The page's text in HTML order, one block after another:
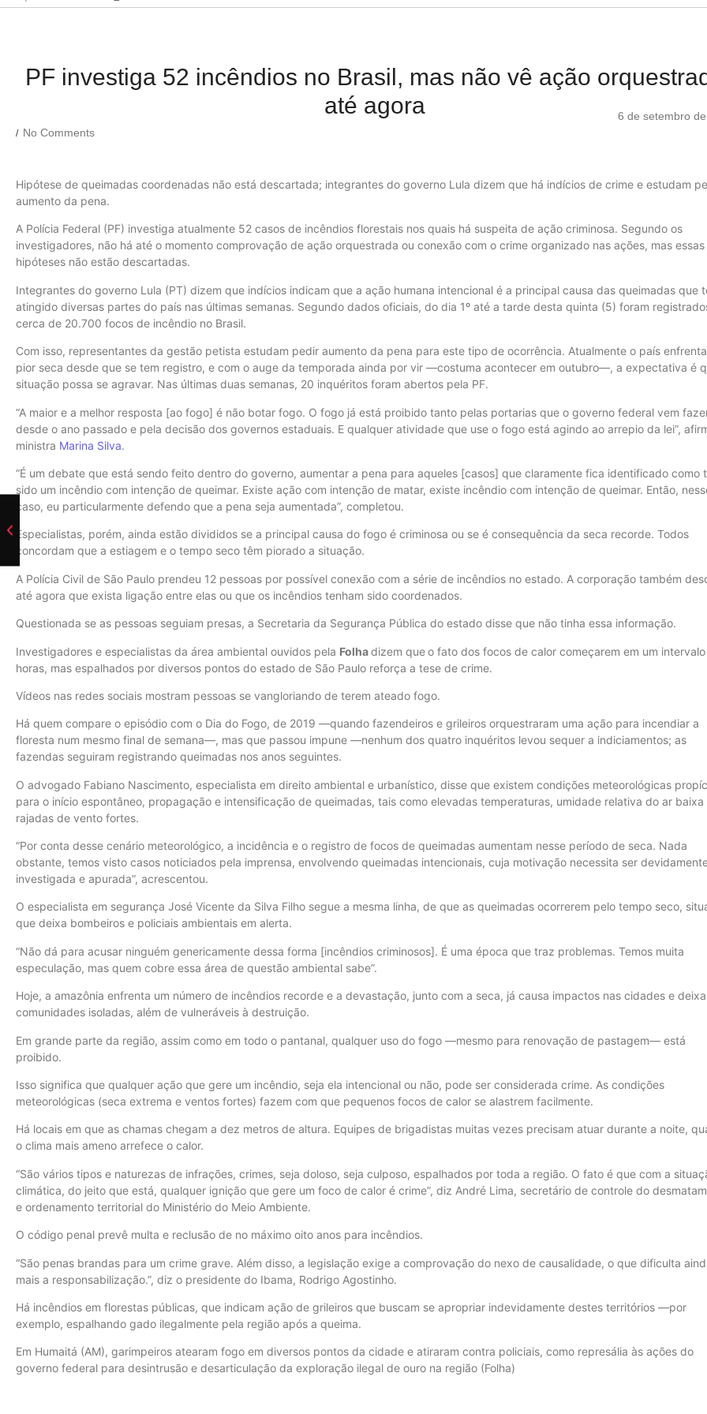
PF investiga 52 incêndios no Brasil, mas não vê ação
até agora
6 de setembro
/ No Comments
Hipótese de queimadas coordenadas não está descartada; integrantes do governo Lula dizem que há indícios de crime e estudam
aumento da pena.
A Polícia Federal (PF) investiga atualmente 52 casos de incêndios florestais nos quais há suspeita de ação criminosa. Segundo os
investigadores, não há até o momento comprovação de ação orquestrada ou conexão com o crime organizado nas ações, mas essas
hipóteses não estão descartadas.
Integrantes do governo Lula (PT) dizem que indícios indicam que a ação humana intencional é a principal causa das queimadas que
atingido diversas partes do país nas últimas semanas. Segundo dados oficiais, do dia 1º até a tarde desta quinta (5) foram
cerca de 20.700 focos de incêndio no Brasil.
Com isso, representantes da gestão petista estudam pedir aumento da pena para este tipo de ocorrência. Atualmente o país
pior seca desde que se tem registro, e com o auge da temporada ainda por vir —costuma acontecer em outubro—, a expectativa é
situação possa se agravar. Nas últimas duas semanas, 20 inquéritos foram abertos pela PF.
“A maior e a melhor resposta [ao fogo] é não botar fogo. O fogo já está proibido tanto pelas portarias que o governo federal vem
desde o ano passado e pela decisão dos governos estaduais. E qualquer atividade que use o fogo está agindo ao arrepio da lei”,
ministra Marina Silva.
“É um debate que está sendo feito dentro do governo, aumentar a pena para aqueles [casos] que claramente fica identificado como
sido um incêndio com intenção de queimar. Existe ação com intenção de matar, existe incêndio com intenção de queimar. Então,
caso, eu particularmente defendo que a pena seja aumentada”, completou.
Especialistas, porém, ainda estão divididos se a principal causa do fogo é criminosa ou se é consequência da seca recorde. Todos
concordam que a estiagem e o tempo seco têm piorado a situação.
A Polícia Civil de São Paulo prendeu 12 pessoas por possível conexão com a série de incêndios no estado. A corporação também
até agora que exista ligação entre elas ou que os incêndios tenham sido coordenados.
Questionada se as pessoas seguiam presas, a Secretaria da Segurança Pública do estado disse que não tinha essa informação.
Investigadores e especialistas da área ambiental ouvidos pela Folhadizem queo fato dos focos de calor começarem em um
horas, mas espalhados por diversos pontos do estado de São Paulo reforça a tese de crime.
Vídeos nas redes sociais mostram pessoas se vangloriando de terem ateado fogo.
Há quem compare o episódio com o Dia do Fogo, de 2019 —quando fazendeiros e grileiros orquestraram uma ação para incendiar a
floresta num mesmo final de semana—, mas que passou impune —nenhum dos quatro inquéritos levou sequer a indiciamentos; as
fazendas seguiram registrando queimadas nos anos seguintes.
O advogado Fabiano Nascimento, especialista em direito ambiental e urbanístico, disse que existem condições meteorológicas
para o início espontâneo, propagação e intensificação de queimadas, tais como elevadas temperaturas, umidade relativa do ar baixa
rajadas de vento fortes.
“Por conta desse cenário meteorológico, a incidência e o registro de focos de queimadas aumentam nesse período de seca. Nada
obstante, temos visto casos noticiados pela imprensa, envolvendo queimadas intencionais, cuja motivação necessita ser
investigada e apurada”, acrescentou.
O especialista em segurança José Vicente da Silva Filho segue a mesma linha, de que as queimadas ocorrerem pelo tempo seco,
que deixa bombeiros e policiais ambientais em alerta.
“Não dá para acusar ninguém genericamente dessa forma [incêndios criminosos]. É uma época que traz problemas. Temos muita
especulação, mas quem cobre essa área de questão ambiental sabe”.
Hoje, a amazônia enfrenta um número de incêndios recorde e a devastação, junto com a seca, já causa impactos nas cidades e deixa
comunidades isoladas, além de vulneráveis à destruição.
Em grande parte da região, assim como em todo o pantanal, qualquer uso do fogo —mesmo para renovação de pastagem— está
proibido.
Isso significa que qualquer ação que gere um incêndio, seja ela intencional ou não, pode ser considerada crime. As condições
meteorológicas (seca extrema e ventos fortes) fazem com que pequenos focos de calor se alastrem facilmente.
Há locais em que as chamas chegam a dez metros de altura. Equipes de brigadistas muitas vezes precisam atuar durante a noite,
o clima mais ameno arrefece o calor.
“São vários tipos e naturezas de infrações, crimes, seja doloso, seja culposo, espalhados por toda a região. O fato é que com a
climática, do jeito que está, qualquer ignição que gere um foco de calor é crime”, diz André Lima, secretário de controle do
e ordenamento territorial do Ministério do Meio Ambiente.
O código penal prevê multa e reclusão de no máximo oito anos para incêndios.
“São penas brandas para um crime grave. Além disso, a legislação exige a comprovação do nexo de causalidade, o que dificulta
mais a responsabilização.”, diz o presidente do Ibama, Rodrigo Agostinho.
Há incêndios em florestas públicas, que indicam ação de grileiros que buscam se apropriar indevidamente destes territórios —por
exemplo, espalhando gado ilegalmente pela região após a queima.
Em Humaitá (AM), garimpeiros atearam fogo em diversos pontos da cidade e atiraram contra policiais, como represália às ações do
governo federal para desintrusão e desarticulação da exploração ilegal de ouro na região (Folha)